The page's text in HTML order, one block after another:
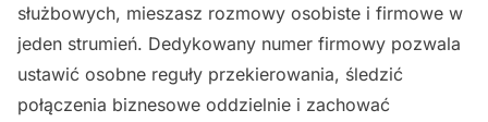
służbowych, mieszasz rozmowy osobiste i firmowe w
jeden strumień. Dedykowany numer firmowy pozwala
ustawić osobne reguły przekierowania, śledzić
połączenia biznesowe oddzielnie i zachować